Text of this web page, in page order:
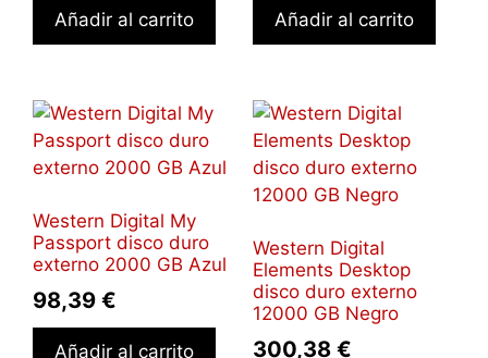
Añadir al carrito Añadir al carrito
Western Digital My
Passport disco duro
externo 2000 GB Azul
98,39 €
Añadir al carrito
Western Digital
Elements Desktop
disco duro externo
12000 GB Negro
300,38 €